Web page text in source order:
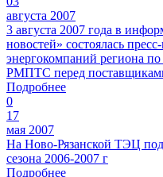
августа 2007
3 августа 2007 года в
новостей» состоялась
энергокомпаний региона
РМПТС перед
Подробнее
0
17
мая 2007
На Ново-Рязанской ТЭЦ
сезона 2006-2007 г
Подробнее